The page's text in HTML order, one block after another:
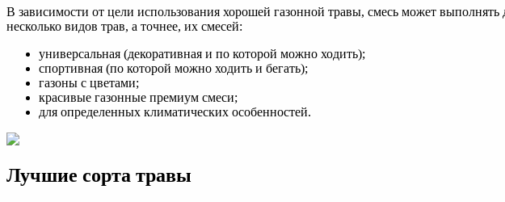
В зависимости от цели использования хорошей газонной травы, смесь может
несколько видов трав, а точнее, их смесей:
универсальная (декоративная и по которой можно ходить);
спортивная (по которой можно ходить и бегать);
газоны с цветами;
красивые газонные премиум смеси;
для определенных климатических особенностей.
Лучшие сорта травы